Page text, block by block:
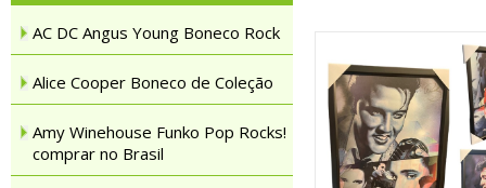
AC DC Angus Young Boneco Rock
Alice Cooper Boneco de Coleção
Amy Winehouse Funko Pop Rocks!
comprar no Brasil